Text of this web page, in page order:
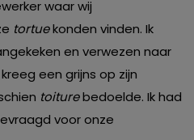
waar wij
tortuekonden vinden. Ik
en verwezen naar
een grijns op zijn
toiturebedoelde. Ik had
voor onze